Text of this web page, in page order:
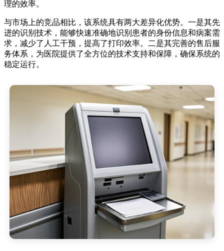
理的效率。
与市场上的竞品相比，该系统具有两大差异化优势。一是其先
进的识别技术，能够快速准确地识别患者的身份信息和病案需
求，减少了人工干预，提高了打印效率。二是其完善的售后服
务体系，为医院提供了全方位的技术支持和保障，确保系统的
稳定运行。